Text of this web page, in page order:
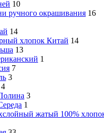
10
ручного окрашивания 16
14
хлопок Китай 14
13
1
7
3
4
3
1
жатый 100%